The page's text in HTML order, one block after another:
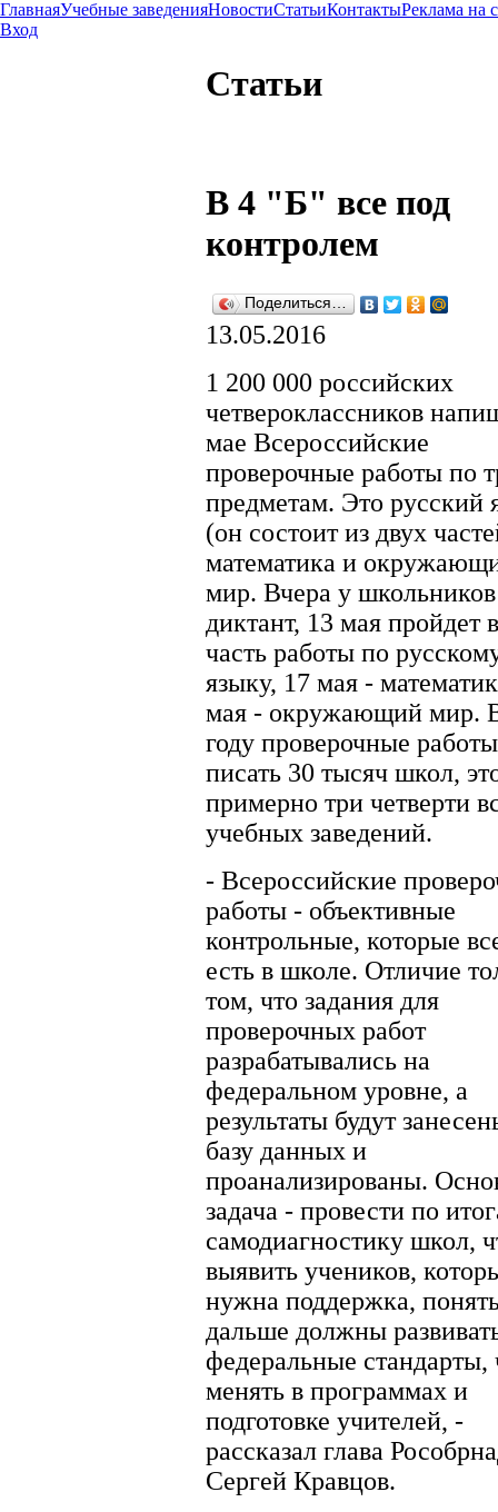
ГлавнаяУчебные заведенияНовостиСтатьиКонтактыРеклама на
Вход
Статьи
В 4 "Б" все под
контролем
Поделиться…
13.05.2016
1 200 000 российских
четвероклассников
мае Всероссийские
проверочные работы по
предметам. Это русский
(он состоит из двух
математика и
мир. Вчера у
диктант, 13 мая пройдет
часть работы по
языку, 17 мая -
мая - окружающий мир.
году проверочные
писать 30 тысяч школ,
примерно три четверти
учебных заведений.
- Всероссийские
работы - объективные
контрольные, которые
есть в школе. Отличие
том, что задания для
проверочных работ
разрабатывались на
федеральном уровне, а
результаты будут
базу данных и
проанализированы.
задача - провести по
самодиагностику школ,
выявить учеников,
нужна поддержка,
дальше должны
федеральные стандарты,
менять в программах и
подготовке учителей, -
рассказал глава
Сергей Кравцов.